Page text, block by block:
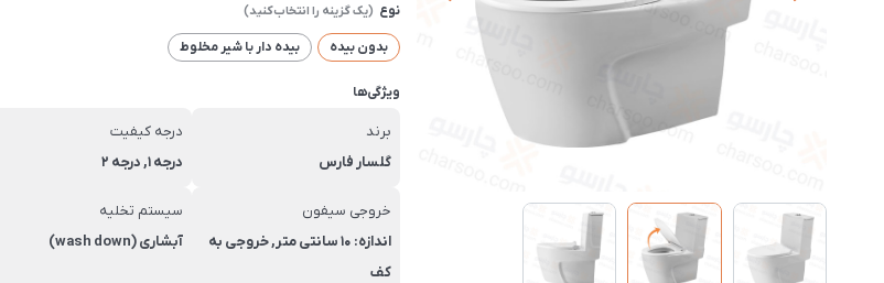
نوع
بدون بیده بیده دار با شیر مخلوط
ویژگی‌ها
برند
گلسار فارس
درجه کیفیت
درجه 1, درجه 2
خروجی سیفون
اندازه: 10 سانتی متر, خروجی به
کف
سیستم تخلیه
آبشاری (wash down)